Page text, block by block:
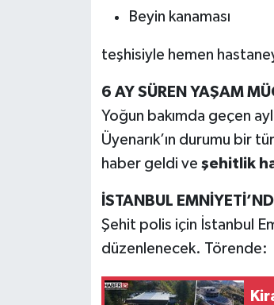
Beyin kanaması
teşhisiyle hemen
6 AY SÜREN YAŞAM
Yoğun bakımda geçen
Üyenarık’ın durumu bir
haber geldi ve şehitlik
İSTANBUL
Şehit polis için İstanbul
düzenlenecek. Törende: